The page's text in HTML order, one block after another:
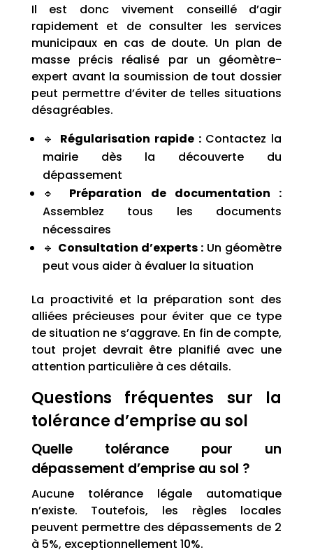
Il est donc vivement conseillé d’agir
rapidement et de consulter les services
municipaux en cas de doute. Un plan de
masse précis réalisé par un géomètre-
expert avant la soumission de tout dossier
peut permettre d’éviter de telles situations
désagréables.
🔹 Régularisation rapide :Contactez la
mairie dès la découverte du
dépassement
🔹 Préparation de documentation :
Assemblez tous les documents
nécessaires
🔹 Consultation d’experts : Un géomètre
peut vous aider à évaluer la situation
La proactivité et la préparation sont des
alliées précieuses pour éviter que ce type
de situation ne s’aggrave. En fin de compte,
tout projet devrait être planifié avec une
attention particulière à ces détails.
Questions fréquentes sur la
tolérance d’emprise au sol
Quelle tolérance pour un
dépassement d’emprise au sol ?
Aucune tolérance légale automatique
n’existe. Toutefois, les règles locales
peuvent permettre des dépassements de 2
à 5%, exceptionnellement 10%.